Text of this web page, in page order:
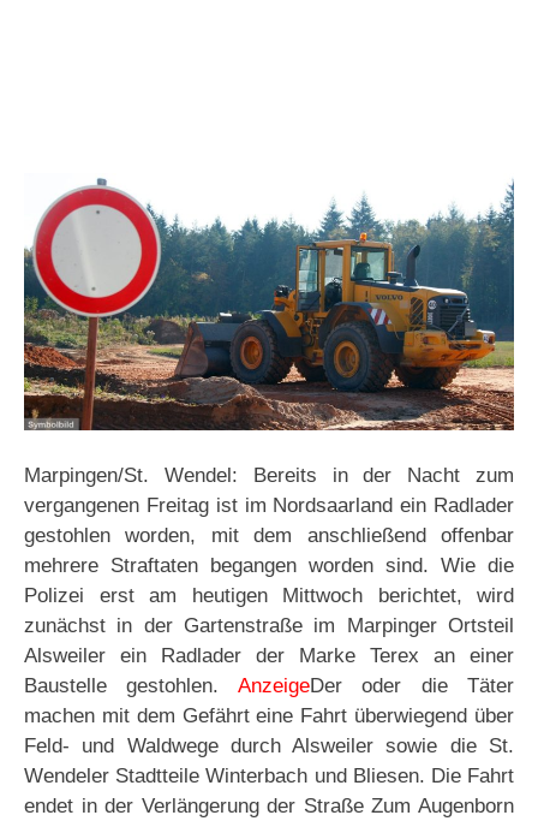
Marpingen/St. Wendel: Bereits in der Nacht zum
vergangenen Freitag ist im Nordsaarland ein Radlader
gestohlen worden, mit dem anschließend offenbar
mehrere Straftaten begangen worden sind. Wie die
Polizei erst am heutigen Mittwoch berichtet, wird
zunächst in der Gartenstraße im Marpinger Ortsteil
Alsweiler ein Radlader der Marke Terex an einer
Baustelle gestohlen. AnzeigeDer oder die Täter
machen mit dem Gefährt eine Fahrt überwiegend über
Feld- und Waldwege durch Alsweiler sowie die St.
Wendeler Stadtteile Winterbach und Bliesen. Die Fahrt
endet in der Verlängerung der Straße Zum Augenborn